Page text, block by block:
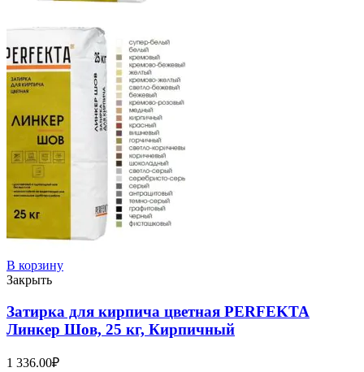
В корзину
Закрыть
Затирка для кирпича цветная PERFEKTA
Линкер Шов, 25 кг, Кирпичный
1 336.00₽